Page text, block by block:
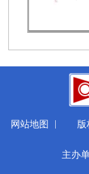
网站地图 | 版
主办